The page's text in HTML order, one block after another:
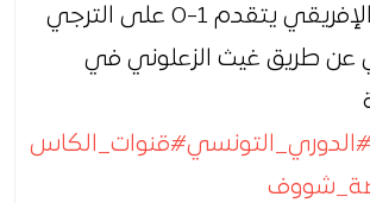
النادي الإفريقي يتقدم 1-0 على الترجي
عن طريق غيث الزعلوني في
#الدوري_التونسي#قنوات_الكاس